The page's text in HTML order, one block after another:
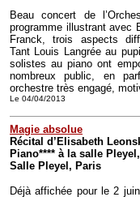
Beau concert de
programme illustrant avec
Franck, trois aspects
Tant Louis Langrée au
solistes au piano ont
nombreux public, en
orchestre très engagé,
Le 04/04/2013
Magie absolue
Récital d’Elisabeth
Piano**** à la salle
Salle Pleyel, Paris
Déjà affichée pour le 2